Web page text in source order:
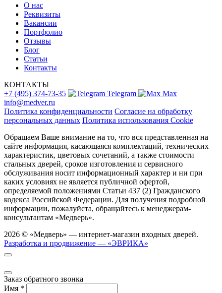
О нас
Реквизиты
Вакансии
Портфолио
Отзывы
Блог
Статьи
Контакты
КОНТАКТЫ
+7 (495) 374-73-35
Telegram
Max
info@medver.ru
Политика конфиденциальности Согласие на обработку
персональных данных Политика использования Cookie
Обращаем Ваше внимание на то, что вся представленная на
сайте информация, касающаяся комплектаций, технических
характеристик, цветовых сочетаний, а также стоимости
стальных дверей, сроков изготовления и сервисного
обслуживания носит информационный характер и ни при
каких условиях не является публичной офертой,
определяемой положениями Статьи 437 (2) Гражданского
кодекса Российской Федерации. Для получения подробной
информации, пожалуйста, обращайтесь к менеджерам-
консультантам «Медверь».
2026 © «Медверь» — интернет-магазин входных дверей.
Разработка и продвижение — «ЭВРИКА»
Заказ обратного звонка
Имя *